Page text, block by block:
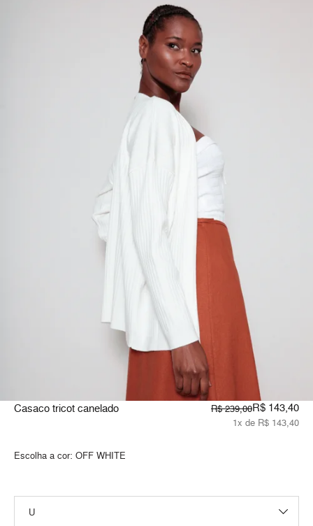
Casaco tricot canelado R$ 239,00R$ 143,40
1x de R$ 143,40
Escolha a cor: OFF WHITE